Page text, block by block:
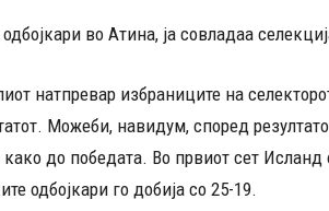
во Атина, ја совладаа
натпревар избраниците на
Можеби, навидум, според
како до победата. Во првиот сет
одбојкари го добија со 25-19.